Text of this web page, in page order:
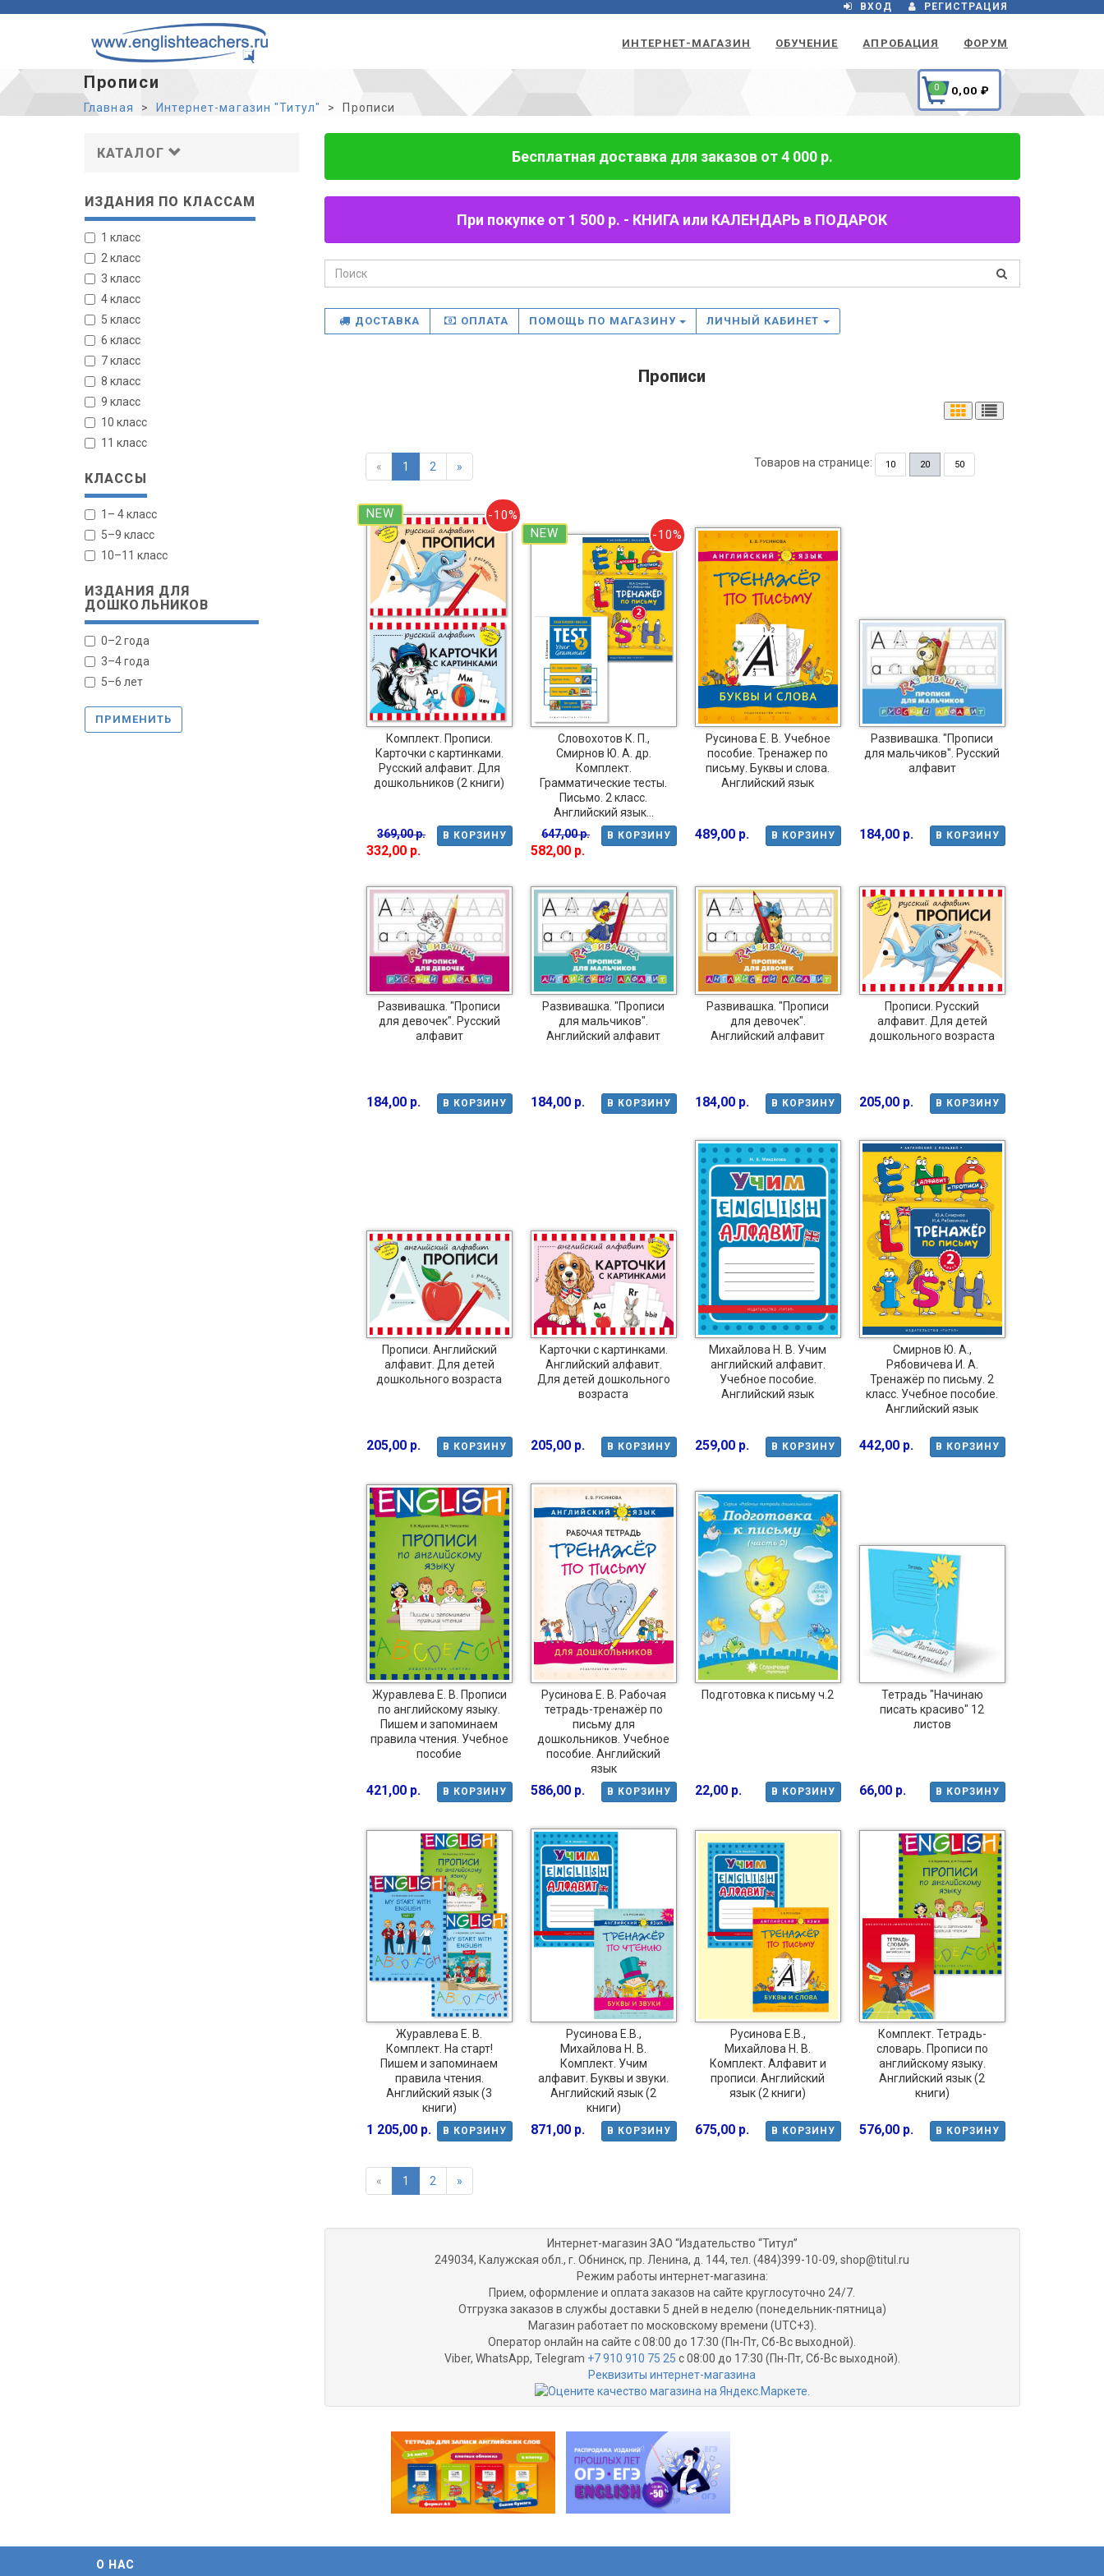
ВХОД РЕГИСТРАЦИЯ
ИНТЕРНЕТ-МАГАЗИН ОБУЧЕНИЕ АПРОБАЦИЯ ФОРУМ
Прописи
Главная Интернет-магазин "Титул" Прописи
0 0,00 ₽
КАТАЛОГ
ИЗДАНИЯ ПО КЛАССАМ
1 класс
2 класс
3 класс
4 класс
5 класс
6 класс
7 класс
8 класс
9 класс
10 класс
11 класс
КЛАССЫ
1– 4 класс
5–9 класс
10–11 класс
ИЗДАНИЯ ДЛЯ
ДОШКОЛЬНИКОВ
0–2 года
3–4 года
5–6 лет
ПРИМЕНИТЬ
Бесплатная доставка для заказов от 4 000 р.
При покупке от 1 500 р. - КНИГА или КАЛЕНДАРЬ в ПОДАРОК
ДОСТАВКА ОПЛАТА ПОМОЩЬ ПО МАГАЗИНУ ЛИЧНЫЙ КАБИНЕТ
Прописи
« 1 2 » Товаров на странице: 10 20 50
NEW -10%
Комплект. Прописи.
Карточки с картинками.
Русский алфавит. Для
дошкольников (2 книги)
В КОРЗИНУ
369,00 р.
332,00 р.
NEW -10%
Словохотов К. П.,
Смирнов Ю. А. др.
Комплект.
Грамматические тесты.
Письмо. 2 класс.
Английский язык...
В КОРЗИНУ
647,00 р.
582,00 р.
Русинова Е. В. Учебное
пособие. Тренажер по
письму. Буквы и слова.
Английский язык
В КОРЗИНУ
489,00 р.
Развивашка. "Прописи
для мальчиков". Русский
алфавит
В КОРЗИНУ
184,00 р.
Развивашка. "Прописи
для девочек". Русский
алфавит
В КОРЗИНУ
184,00 р.
Развивашка. "Прописи
для мальчиков".
Английский алфавит
В КОРЗИНУ
184,00 р.
Развивашка. "Прописи
для девочек".
Английский алфавит
В КОРЗИНУ
184,00 р.
Прописи. Русский
алфавит. Для детей
дошкольного возраста
В КОРЗИНУ
205,00 р.
Прописи. Английский
алфавит. Для детей
дошкольного возраста
В КОРЗИНУ
205,00 р.
Карточки с картинками.
Английский алфавит.
Для детей дошкольного
возраста
В КОРЗИНУ
205,00 р.
Михайлова Н. В. Учим
английский алфавит.
Учебное пособие.
Английский язык
В КОРЗИНУ
259,00 р.
Смирнов Ю. А.,
Рябовичева И. А.
Тренажёр по письму. 2
класс. Учебное пособие.
Английский язык
В КОРЗИНУ
442,00 р.
Журавлева Е. В. Прописи
по английскому языку.
Пишем и запоминаем
правила чтения. Учебное
пособие
В КОРЗИНУ
421,00 р.
Русинова Е. В. Рабочая
тетрадь-тренажёр по
письму для
дошкольников. Учебное
пособие. Английский
язык
В КОРЗИНУ
586,00 р.
Подготовка к письму ч.2
В КОРЗИНУ
22,00 р.
Тетрадь "Начинаю
писать красиво" 12
листов
В КОРЗИНУ
66,00 р.
Журавлева Е. В.
Комплект. На старт!
Пишем и запоминаем
правила чтения.
Английский язык (3
книги)
В КОРЗИНУ
1 205,00 р.
Русинова Е.В.,
Михайлова Н. В.
Комплект. Учим
алфавит. Буквы и звуки.
Английский язык (2
книги)
В КОРЗИНУ
871,00 р.
Русинова Е.В.,
Михайлова Н. В.
Комплект. Алфавит и
прописи. Английский
язык (2 книги)
В КОРЗИНУ
675,00 р.
Комплект. Тетрадь-
словарь. Прописи по
английскому языку.
Английский язык (2
книги)
В КОРЗИНУ
576,00 р.
« 1 2 »
Интернет-магазин ЗАО “Издательство “Титул”
249034, Калужская обл., г. Обнинск, пр. Ленина, д. 144, тел. (484)399-10-09, shop@titul.ru
Режим работы интернет-магазина:
Прием, оформление и оплата заказов на сайте круглосуточно 24/7.
Отгрузка заказов в службы доставки 5 дней в неделю (понедельник-пятница)
Магазин работает по московскому времени (UTC+3).
Оператор онлайн на сайте с 08:00 до 17:30 (Пн-Пт, Сб-Вс выходной).
Viber, WhatsApp, Telegram +7 910 910 75 25 с 08:00 до 17:30 (Пн-Пт, Сб-Вс выходной).
Реквизиты интернет-магазина
О НАС